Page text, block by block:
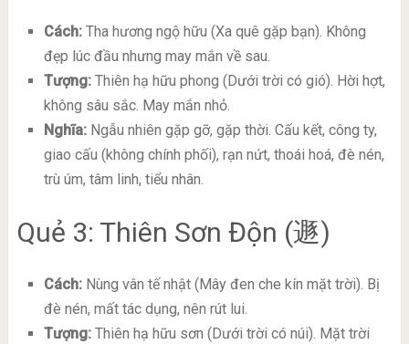
Cách:Tha hương ngộ hữu (Xa quê gặp bạn). Không
đẹp lúc đầu nhưng may mắn về sau.
Tượng:Thiên hạ hữu phong (Dưới trời có gió). Hời hợt,
không sâu sắc. May mắn nhỏ.
Nghĩa:Ngẫu nhiên gặp gỡ, gặp thời. Cấu kết, công ty,
giao cấu (không chính phối), rạn nứt, thoái hoá, đè nén,
trù úm, tâm linh, tiểu nhân.
Quẻ 3: Thiên Sơn Độn (遯)
Cách:Nùng vân tế nhật (Mây đen che kín mặt trời). Bị
đè nén, mất tác dụng, nên rút lui.
Tượng:Thiên hạ hữu sơn (Dưới trời có núi). Mặt trời